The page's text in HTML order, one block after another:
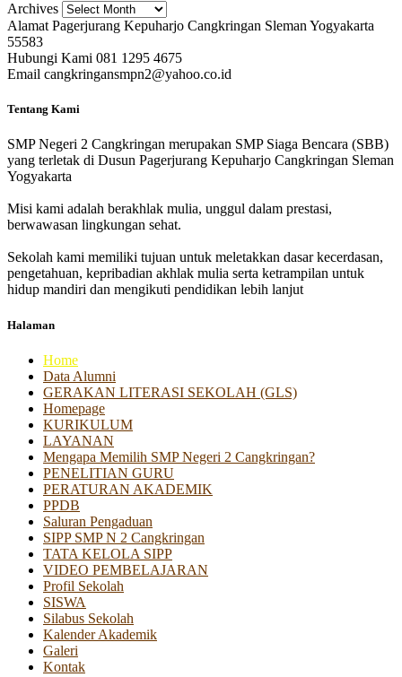
Archives
Alamat Pagerjurang Kepuharjo Cangkringan Sleman Yogyakarta
55583
Hubungi Kami 081 1295 4675
Email cangkringansmpn2@yahoo.co.id
Tentang Kami
SMP Negeri 2 Cangkringan merupakan SMP Siaga Bencara (SBB)
yang terletak di Dusun Pagerjurang Kepuharjo Cangkringan Sleman
Yogyakarta
Misi kami adalah berakhlak mulia, unggul dalam prestasi,
berwawasan lingkungan sehat.
Sekolah kami memiliki tujuan untuk meletakkan dasar kecerdasan,
pengetahuan, kepribadian akhlak mulia serta ketrampilan untuk
hidup mandiri dan mengikuti pendidikan lebih lanjut
Halaman
Home
Data Alumni
GERAKAN LITERASI SEKOLAH (GLS)
Homepage
KURIKULUM
LAYANAN
Mengapa Memilih SMP Negeri 2 Cangkringan?
PENELITIAN GURU
PERATURAN AKADEMIK
PPDB
Saluran Pengaduan
SIPP SMP N 2 Cangkringan
TATA KELOLA SIPP
VIDEO PEMBELAJARAN
Profil Sekolah
SISWA
Silabus Sekolah
Kalender Akademik
Galeri
Kontak